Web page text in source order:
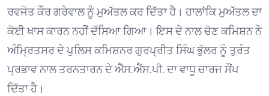
ਰਵਜੋਤ ਕੌਰ ਗਰੇਵਾਲ ਨੂੰ ਮੁਅੱਤਲ ਕਰ ਦਿੱਤਾ ਹੈ। ਹਾਲਾਂਕਿ ਮੁਅੱਤਲ ਦਾ
ਕੋਈ ਖਾਸ ਕਾਰਨ ਨਹੀਂ ਦੱਸਿਆ ਗਿਆ। ਇਸ ਦੇ ਨਾਲ ਚੋਣ ਕਮਿਸ਼ਨ ਨੇ
ਅੰਮ੍ਰਿਤਸਰ ਦੇ ਪੁਲਿਸ ਕਮਿਸ਼ਨਰ ਗੁਰਪ੍ਰੀਤ ਸਿੰਘ ਭੁੱਲਰ ਨੂੰ ਤੁਰੰਤ
ਪ੍ਰਭਾਵ ਨਾਲ ਤਰਨਤਾਰਨ ਦੇ ਐੱਸ.ਐੱਸ.ਪੀ. ਦਾ ਵਾਧੂ ਚਾਰਜ ਸੌਂਪ
ਦਿੱਤਾ ਹੈ।